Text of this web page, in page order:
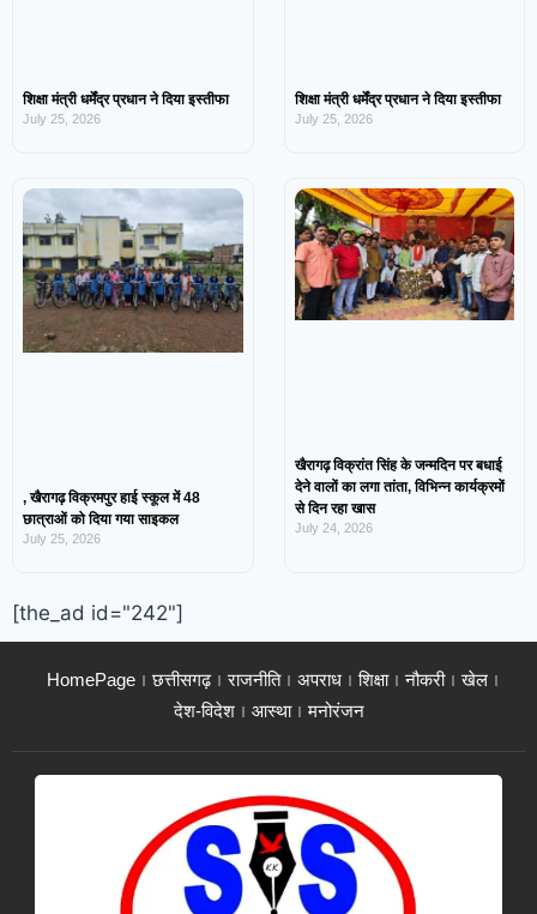
शिक्षा मंत्री धर्मेंद्र प्रधान ने दिया इस्तीफा
July 25, 2026
शिक्षा मंत्री धर्मेंद्र प्रधान ने दिया इस्तीफा
July 25, 2026
, खैरागढ़ विक्रमपुर हाई स्कूल में 48
छात्राओं को दिया गया साइकल
July 25, 2026
खैरागढ़ विक्रांत सिंह के जन्मदिन पर बधाई
देने वालों का लगा तांता, विभिन्न कार्यक्रमों
से दिन रहा खास
July 24, 2026
[the_ad id="242"]
HomePage छत्तीसगढ़ राजनीति अपराध शिक्षा नौकरी
खेल
देश-विदेश
आस्था मनोरंजन